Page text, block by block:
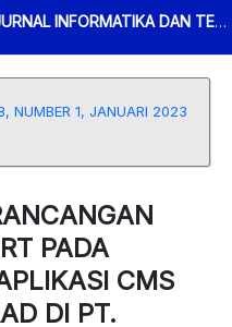
INFORMASI INTERAKTIF : JURNAL INFORMATIKA DAN TEKNOLOGI INFORMASI
NUMBER 1, JANUARI 2023
PADA
CMS
DI PT.